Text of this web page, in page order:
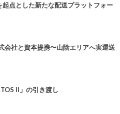
点とした新たな配送プラットフォー
社と資本提携〜山陰エリアへ実運送
II」の引き渡し